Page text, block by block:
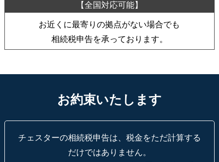
お近くに最寄りの拠点がない場合でも
相続税申告を承っております。
お約束いたします
チェスターの相続税申告は、税金をただ計算する
だけではありません。